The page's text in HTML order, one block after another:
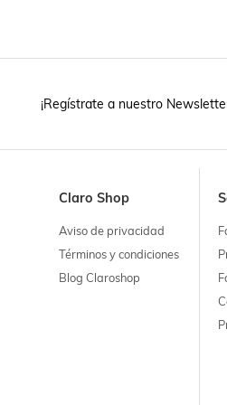
¡Regístrate a nuestro
Claro Shop
Aviso de privacidad
Términos y condiciones
Blog Claroshop